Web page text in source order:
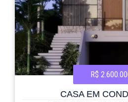
R$
CASA EM